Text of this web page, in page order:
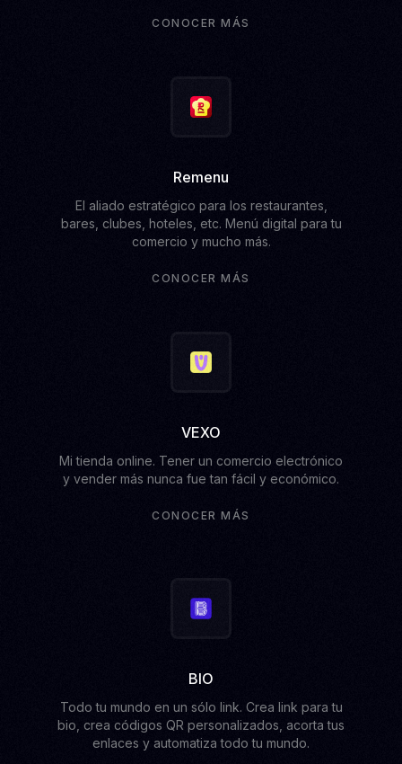
CONOCER MÁS
Remenu
El aliado estratégico para los restaurantes,
bares, clubes, hoteles, etc. Menú digital para tu
comercio y mucho más.
CONOCER MÁS
VEXO
Mi tienda online. Tener un comercio electrónico
y vender más nunca fue tan fácil y económico.
CONOCER MÁS
BIO
Todo tu mundo en un sólo link. Crea link para tu
bio, crea códigos QR personalizados, acorta tus
enlaces y automatiza todo tu mundo.